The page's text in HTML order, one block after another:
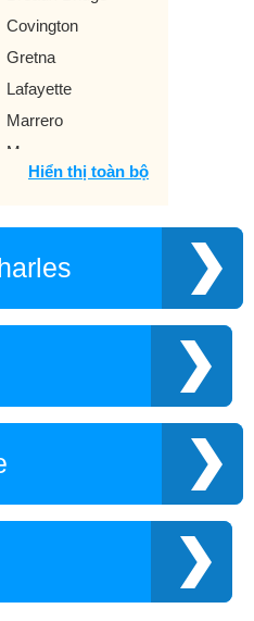
Covington
Gretna
Lafayette
Marrero
Monroe
Shreveport
Hiển thị toàn bộ